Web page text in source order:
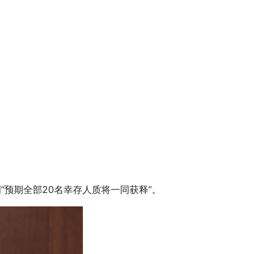
期全部20名幸存人质将一同获释”。